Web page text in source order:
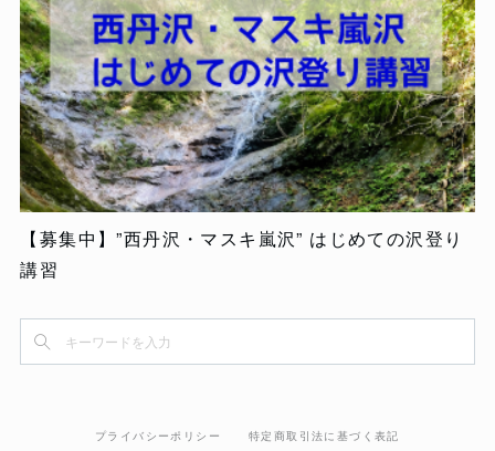
【募集中】”西丹沢・マスキ嵐沢” はじめての沢登り
講習
プライバシーポリシー 特定商取引法に基づく表記